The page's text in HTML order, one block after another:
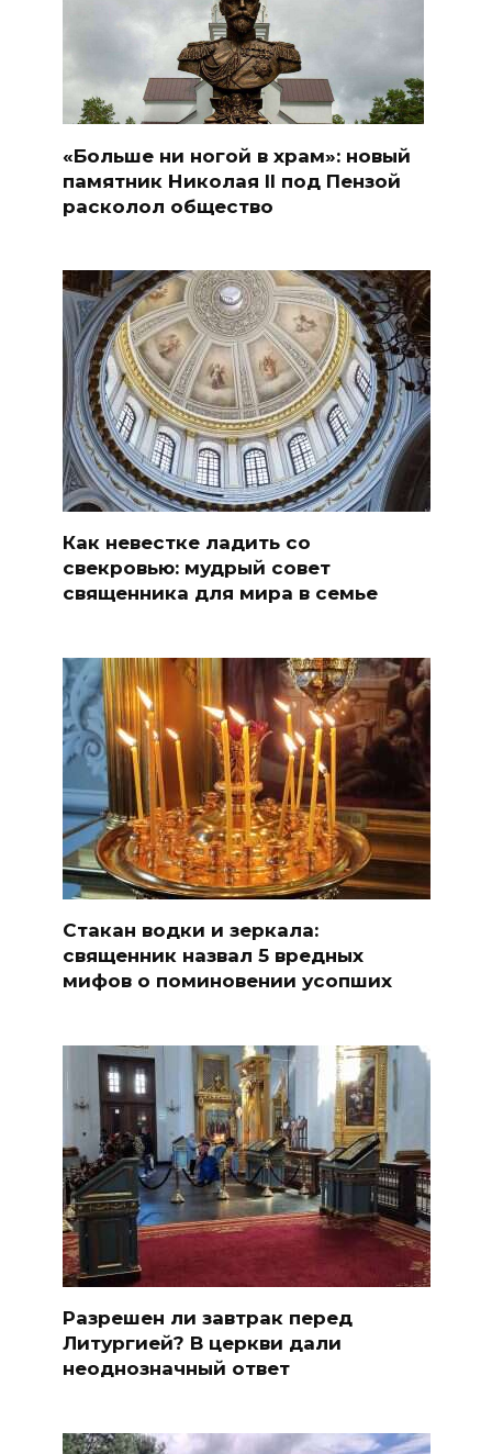
«Больше ни ногой в храм»: новый
памятник Николая II под Пензой
расколол общество
Как невестке ладить со
свекровью: мудрый совет
священника для мира в семье
Стакан водки и зеркала:
священник назвал 5 вредных
мифов о поминовении усопших
Разрешен ли завтрак перед
Литургией? В церкви дали
неоднозначный ответ